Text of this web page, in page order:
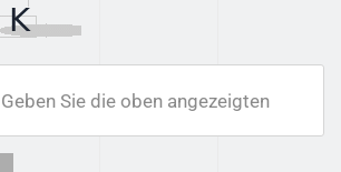
Sie die oben angezeigten